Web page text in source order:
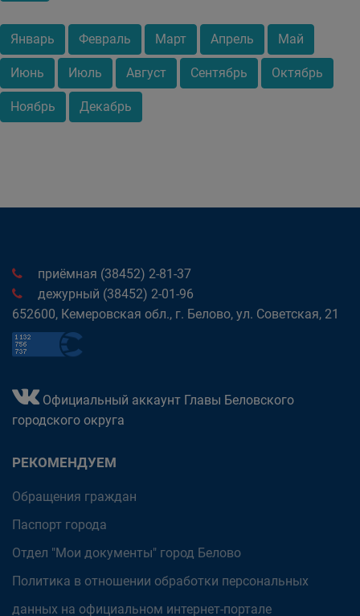
Январь Февраль Март Апрель Май
Июнь Июль Август Сентябрь Октябрь
Ноябрь Декабрь
приёмная (38452) 2-81-37
дежурный (38452) 2-01-96
652600, Кемеровская обл., г. Белово, ул. Советская, 21
Официальный аккаунт Главы Беловского
городского округа
РЕКОМЕНДУЕМ
Обращения граждан
Паспорт города
Отдел "Мои документы" город Белово
Политика в отношении обработки персональных
данных на официальном интернет-портале